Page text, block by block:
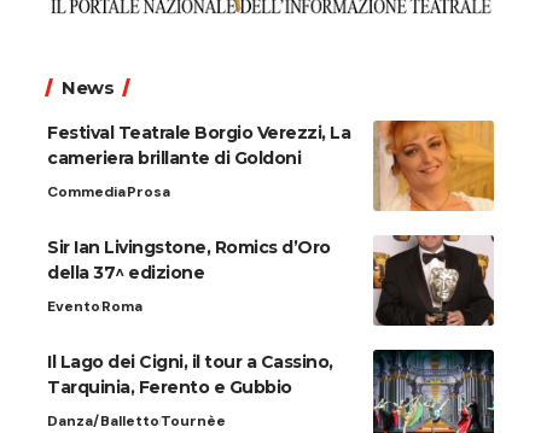
News
Festival Teatrale Borgio Verezzi, La
cameriera brillante di Goldoni
CommediaProsa
Sir Ian Livingstone, Romics d’Oro
della 37^ edizione
EventoRoma
Il Lago dei Cigni, il tour a Cassino,
Tarquinia, Ferento e Gubbio
Danza/BallettoTournèe